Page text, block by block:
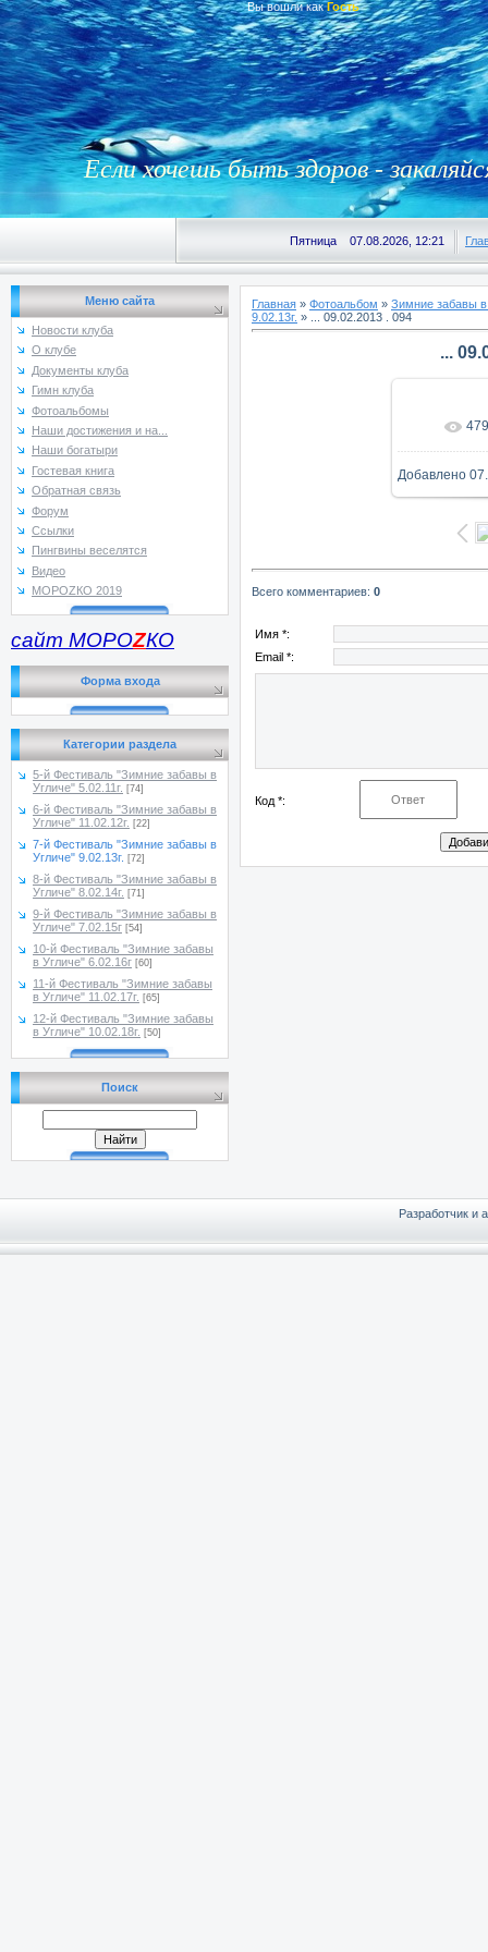
Вы вошли как Гость
Если хочешь быть здоров -
Пятница 07.08.2026, 12:21
Меню сайта
Новости клуба
О клубе
Документы клуба
Гимн клуба
Фотоальбомы
Наши достижения и на...
Наши богатыри
Гостевая книга
Обратная связь
Форум
Ссылки
Пингвины веселятся
Видео
МОРОZКО 2019
сайт МОРОZКО
Форма входа
Категории раздела
5-й Фестиваль "Зимние забавы в
Угличе" 5.02.11г. [74]
6-й Фестиваль "Зимние забавы в
Угличе" 11.02.12г. [22]
7-й Фестиваль "Зимние забавы в
Угличе" 9.02.13г. [72]
8-й Фестиваль "Зимние забавы в
Угличе" 8.02.14г. [71]
9-й Фестиваль "Зимние забавы в
Угличе" 7.02.15г [54]
10-й Фестиваль "Зимние забавы
в Угличе" 6.02.16г [60]
11-й Фестиваль "Зимние забавы
в Угличе" 11.02.17г. [65]
12-й Фестиваль "Зимние забавы
в Угличе" 10.02.18г. [50]
Поиск
Главная » Фотоальбом » Зимние забавы в
9.02.13г. » ... 09.02.2013 . 094
...
В 479
Добавлено
Всего комментариев: 0
Имя *:
Email *:
Код *:
Разработчик и